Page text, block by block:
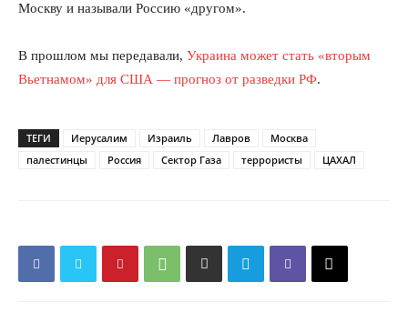
Москву и называли Россию «другом».
В прошлом мы передавали, Украина может стать «вторым
Вьетнамом» для США — прогноз от разведки РФ.
ТЕГИ Иерусалим Израиль Лавров
Москва
палестинцы
Россия Сектор Газа террористы ЦАХАЛ